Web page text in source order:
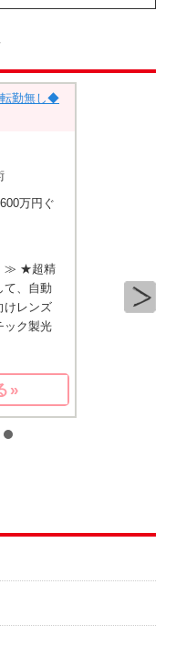
転勤無し◆
万円ぐ
≫ ★超精
て、自動
けレンズ
ック製光
»
を核として
ライト向け